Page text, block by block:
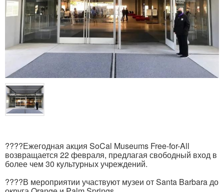
????Ежегодная акция SoCal Museums Free-for-All
возвращается 22 февраля, предлагая свободный вход в
более чем 30 культурных учреждений.
????В мероприятии участвуют музеи от Santa Barbara до